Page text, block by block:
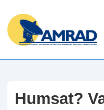
Skip
Content
Humsat?